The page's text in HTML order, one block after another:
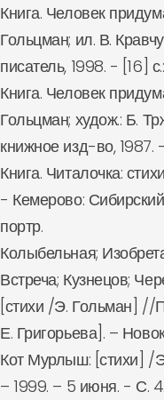
Книга. Человек
Гольцман; ил. В.
писатель, 1998. - [16]
Книга. Человек
Гольцман; худож.: Б.
книжное изд-во, 1987.
Книга. Читалочка:
- Кемерово: Сибирский
портр.
Колыбельная;
Встреча; Кузнецов;
[стихи /Э. Гольман] //
Е. Григорьева]. –
Кот Мурлыш: [стихи] /
– 1999. – 5 июня. - С. 4.